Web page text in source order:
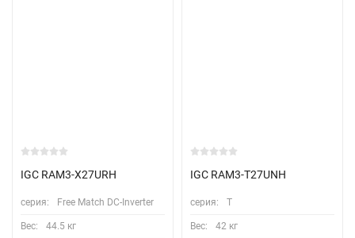
IGC RAM3-X27URH
серия: Free Match DC-Inverter
Вес: 44.5 кг
IGC RAM3-T27UNH
серия: Т
Вес: 42 кг